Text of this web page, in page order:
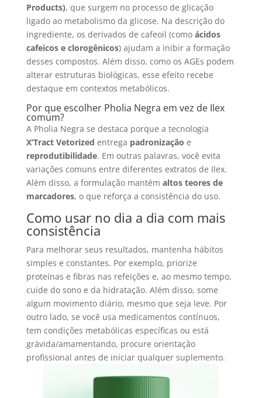
Products), que surgem no processo de glicação
ligado ao metabolismo da glicose. Na descrição do
ingrediente, os derivados de cafeoil (como ácidos
cafeicos e clorogênicos) ajudam a inibir a formação
desses compostos. Além disso, como os AGEs podem
alterar estruturas biológicas, esse efeito recebe
destaque em contextos metabólicos.
Por que escolher Pholia Negra em vez de Ilex
comum?
A Pholia Negra se destaca porque a tecnologia
X’Tract Vetorized entrega padronização e
reprodutibilidade. Em outras palavras, você evita
variações comuns entre diferentes extratos de Ilex.
Além disso, a formulação mantém altos teores de
marcadores, o que reforça a consistência do uso.
Como usar no dia a dia com mais
consistência
Para melhorar seus resultados, mantenha hábitos
simples e constantes. Por exemplo, priorize
proteínas e fibras nas refeições e, ao mesmo tempo,
cuide do sono e da hidratação. Além disso, some
algum movimento diário, mesmo que seja leve. Por
outro lado, se você usa medicamentos contínuos,
tem condições metabólicas específicas ou está
grávida/amamentando, procure orientação
profissional antes de iniciar qualquer suplemento.